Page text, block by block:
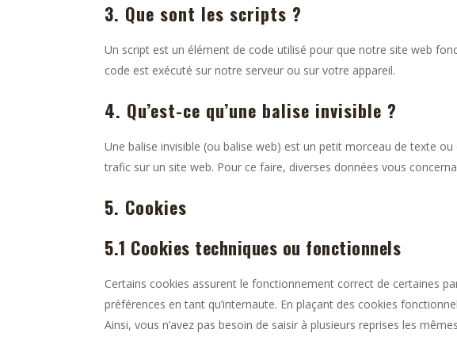
3. Que sont les scripts ?
Un script est un élément de code utilisé pour que notre site web
code est exécuté sur notre serveur ou sur votre appareil.
4. Qu’est-ce qu’une balise invisible ?
Une balise invisible (ou balise web) est un petit morceau de texte
trafic sur un site web. Pour ce faire, diverses données vous
5. Cookies
5.1 Cookies techniques ou fonctionnels
Certains cookies assurent le fonctionnement correct de certaines
préférences en tant qu’internaute. En plaçant des cookies
Ainsi, vous n’avez pas besoin de saisir à plusieurs reprises les